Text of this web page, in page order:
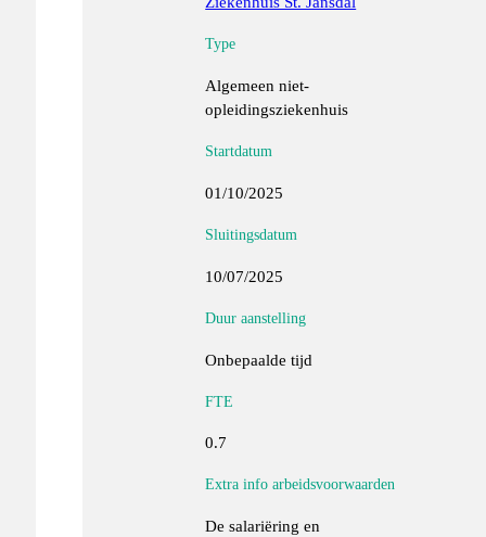
Type
Algemeen niet-
opleidingsziekenhuis
Startdatum
01/10/2025
Sluitingsdatum
10/07/2025
Duur aanstelling
Onbepaalde tijd
FTE
0.7
Extra info arbeidsvoorwaarden
De salariëring en